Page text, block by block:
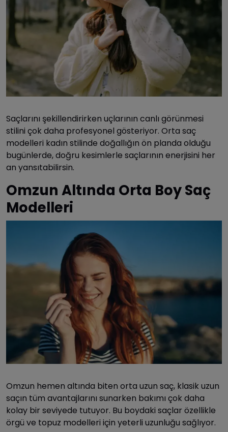
Saçlarını şekillendirirken uçlarının canlı görünmesi
stilini çok daha profesyonel gösteriyor. Orta saç
modelleri kadın stilinde doğallığın ön planda olduğu
bugünlerde, doğru kesimlerle saçlarının enerjisini her
an yansıtabilirsin.
Omzun Altında Orta Boy Saç
Modelleri
Omzun hemen altında biten orta uzun saç, klasik uzun
saçın tüm avantajlarını sunarken bakımı çok daha
kolay bir seviyede tutuyor. Bu boydaki saçlar özellikle
örgü ve topuz modelleri için yeterli uzunluğu sağlıyor.